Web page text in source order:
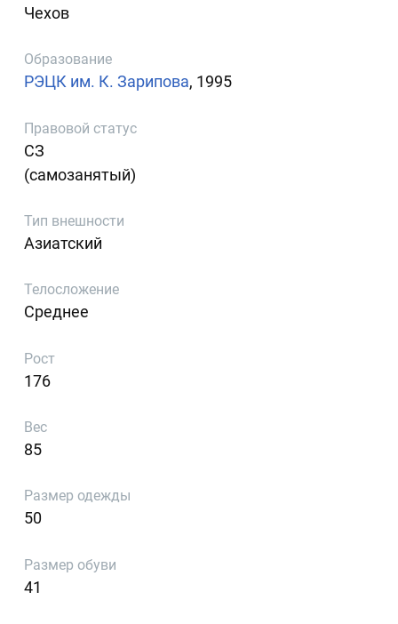
Чехов
Образование
РЭЦК им. К. Зарипова, 1995
Правовой статус
СЗ
(самозанятый)
Тип внешности
Азиатский
Телосложение
Среднее
Рост
176
Вес
85
Размер одежды
50
Размер обуви
41